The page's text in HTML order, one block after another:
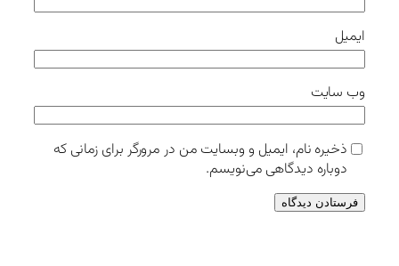
ایمیل
وب‌ سایت
ذخیره نام، ایمیل و وبسایت من در مرورگر برای زمانی که
دوباره دیدگاهی می‌نویسم.